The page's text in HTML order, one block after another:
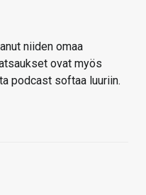
niiden omaa
ovat myös
podcast softaa luuriin.